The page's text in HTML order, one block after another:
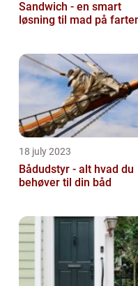
Sandwich - en smart
løsning til mad på
18 july 2023
Bådudstyr - alt hvad du
behøver til din båd